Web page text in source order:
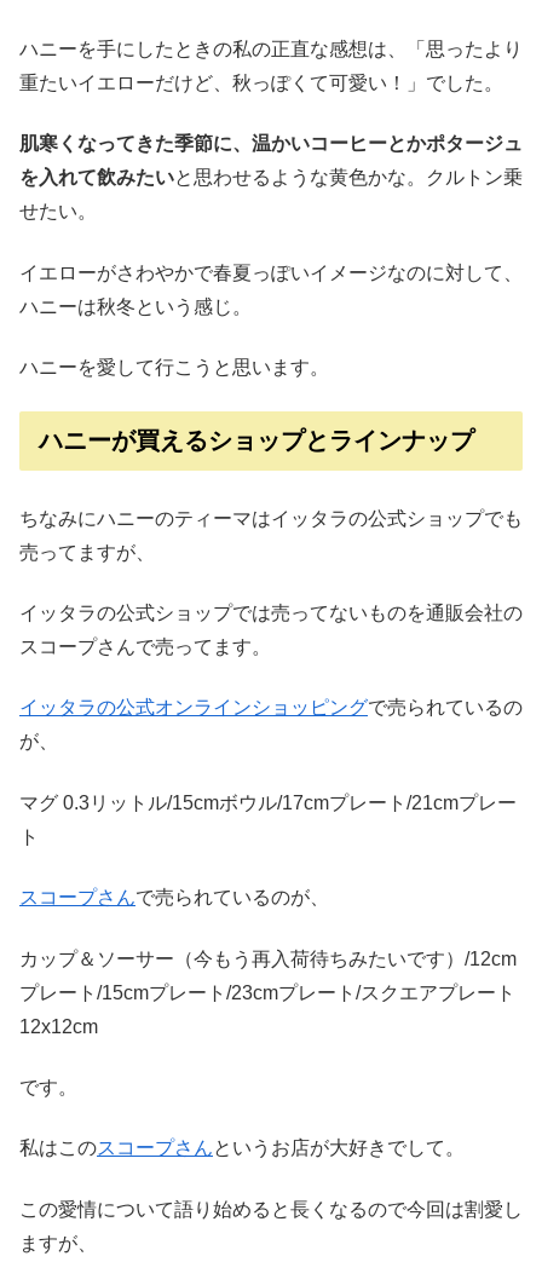
ハニーを手にしたときの私の正直な感想は、「思ったより
重たいイエローだけど、秋っぽくて可愛い！」でした。
肌寒くなってきた季節に、温かいコーヒーとかポタージュ
を入れて飲みたいと思わせるような黄色かな。クルトン乗
せたい。
イエローがさわやかで春夏っぽいイメージなのに対して、
ハニーは秋冬という感じ。
ハニーを愛して行こうと思います。
ハニーが買えるショップとラインナップ
ちなみにハニーのティーマはイッタラの公式ショップでも
売ってますが、
イッタラの公式ショップでは売ってないものを通販会社の
スコープさんで売ってます。
イッタラの公式オンラインショッピングで売られているの
が、
マグ 0.3リットル/15cmボウル/17cmプレート/21cmプレー
ト
スコープさんで売られているのが、
カップ＆ソーサー（今もう再入荷待ちみたいです）/12cm
プレート/15cmプレート/23cmプレート/スクエアプレート
12x12cm
です。
私はこのスコープさんというお店が大好きでして。
この愛情について語り始めると長くなるので今回は割愛し
ますが、